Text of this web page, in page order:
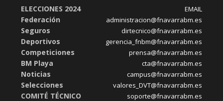
ELECCIONES 2024
Federación
Seguros
Deportivos
Competiciones
BM Playa
Noticias
Selecciones
COMITÉ TÉCNICO
EMAIL
administracion@fnavarrabm.es
dirtecnico@fnavarrabm.es
gerencia_fnbm@fnavarrabm.es
prensa@fnavarrabm.es
cta@fnavarrabm.es
campus@fnavarrabm.es
valores_DVT@fnavarrabm.es
soporte@fnavarrabm.es